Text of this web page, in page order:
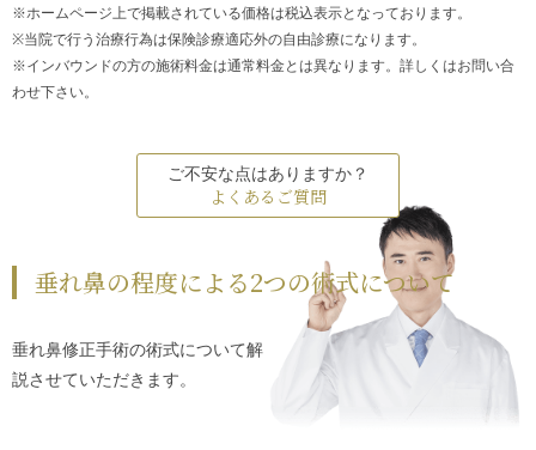
※ホームページ上で掲載されている価格は税込表示となっております。
※当院で行う治療行為は保険診療適応外の自由診療になります。
※インバウンドの方の施術料金は通常料金とは異なります。詳しくはお問い合
わせ下さい。
ご不安な点はありますか？
よくあるご質問
垂れ鼻の程度による2つの術式について
垂れ鼻修正手術の術式について解
説させていただきます。